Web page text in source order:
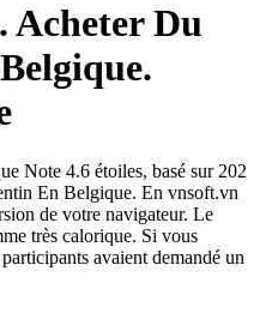
Acheter Du
Note 4.6 étoiles, basé sur 202
En Belgique. En vnsoft.vn
de votre navigateur. Le
très calorique. Si vous
avaient demandé un